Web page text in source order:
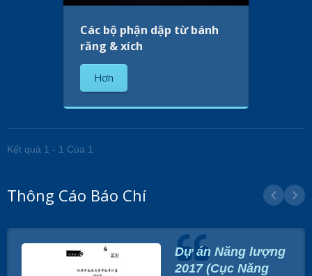
Các bộ phận dập từ bánh
răng & xích
Hơn
Kết quả 1 - 1 Của 1
Thông Cáo Báo Chí
Dự án Năng lượng
2017 (Cục Năng